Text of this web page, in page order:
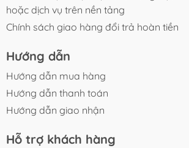
hoặc dịch vụ trên nền tảng
Chính sách giao hàng đổi trả hoàn tiền
Hướng dẫn
Hướng dẫn mua hàng
Hướng dẫn thanh toán
Hướng dẫn giao nhận
Hỗ trợ khách hàng